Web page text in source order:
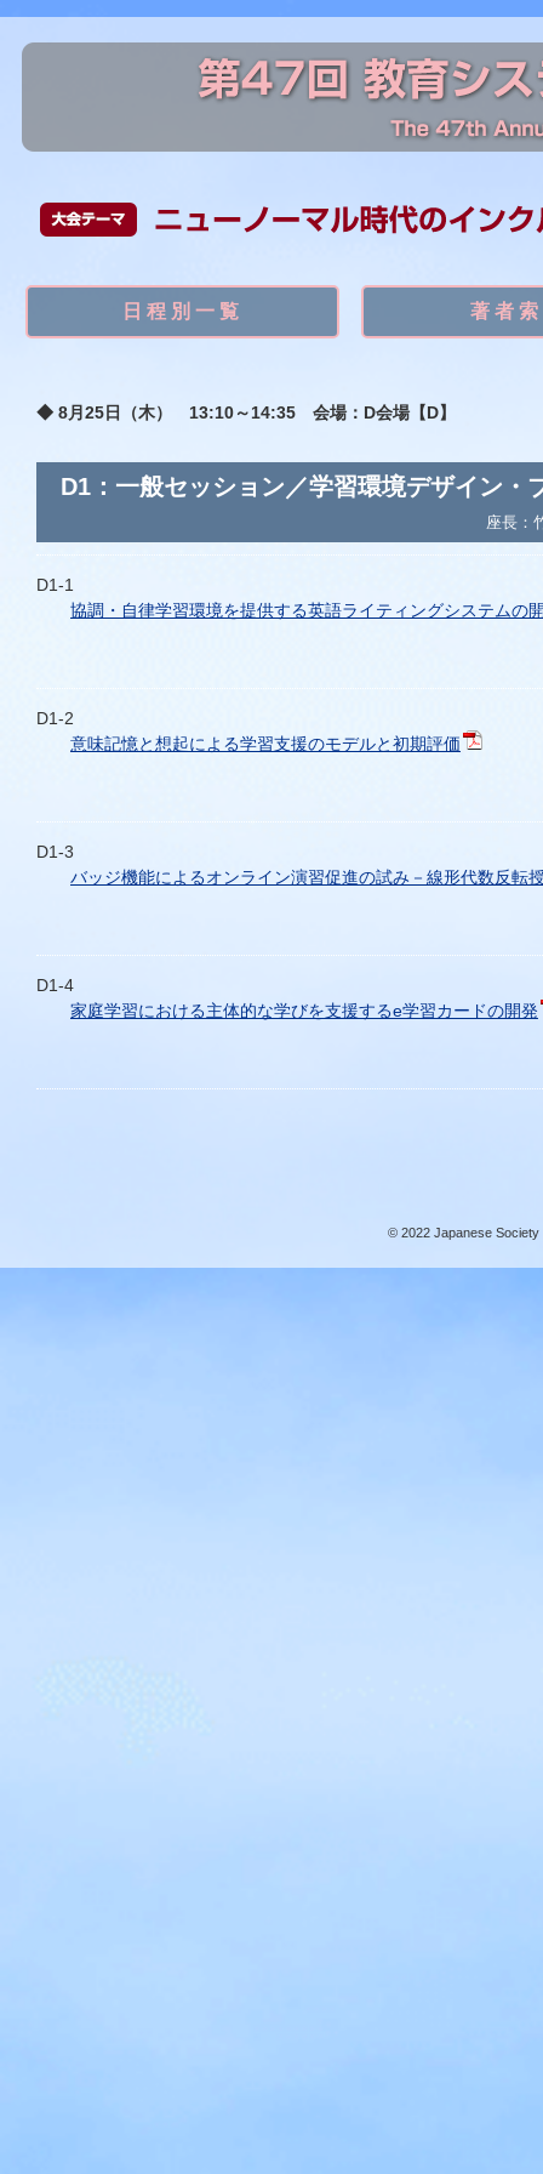
日程別一覧 著者
◆ 8月25日（木） 13:10～14:35 会場：D会場【D】
D1：一般セッション／学習環境デザイン
座長：
D1-1
協調・自律学習環境を提供する英語ライティングシステムの
D1-2
意味記憶と想起による学習支援のモデルと初期評価
D1-3
バッジ機能によるオンライン演習促進の試み－線形代数反転
D1-4
家庭学習における主体的な学びを支援するe学習カードの開発
© 2022 Japanese Society